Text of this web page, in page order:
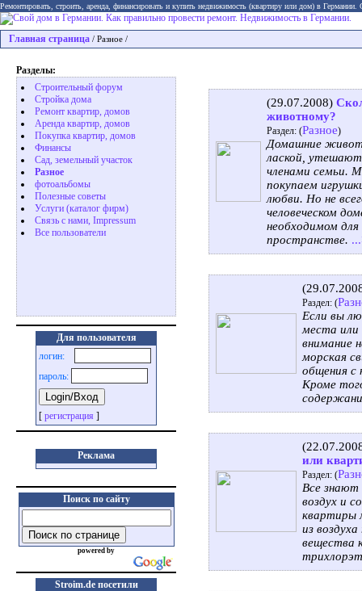
Ремонтировать, строить, аренда, финансировать и купить недвижимость (квартиру или дом) в
Главная страница / Разное /
Разделы:
Строительный форум
Стройка дома
Ремонт квартир, домов
Аренда квартир, домов
Покупка квартир, домов
Финансы
Сад, земельный участок
Разное
фотоальбомы
Полезные советы
Услуги (каталог фирм)
Связь с нами, Impressum
Все пользователи
Для пользователя
логин:
пароль:
[ регистрация ]
Реклама
Поиск по сайту
powered by
Stroim.de посетили
(29.07.2008)
животному?
Раздел: (Разное)
Домашние
лаской,
членами семьи.
покупаем
любви. Но не
человеческом
необходимом
пространстве.
Раздел: (
Если вы
места или
внимание
морская
общения с
Кроме
или
Раздел: (
Все знают
воздух и
квартиры
из
вещества